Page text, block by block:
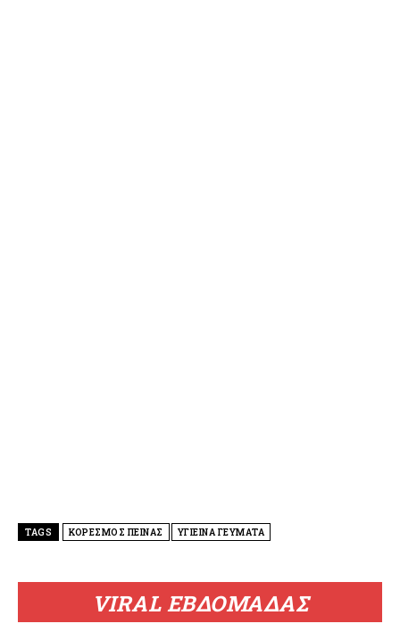
VIRAL ΕΒΔΟΜΑΔΑΣ
TAGS ΚΟΡΕΣΜΟΣ ΠΕΙΝΑΣ ΥΓΙΕΙΝΑ ΓΕΥΜΑΤΑ